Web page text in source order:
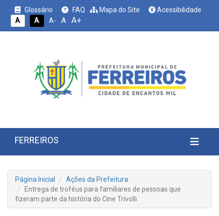
Glossário FAQ Mapa do Site
Acessibilidade
A
A A- A A+
FERREIROS
Página Inicial
Ações da Prefeitura
Entrega de troféus para familiares de pessoas que
fizeram parte da história do Cine Trivolli.